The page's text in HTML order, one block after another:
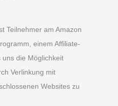
Teilnehmer am Amazon
einem Affiliate-
die Möglichkeit
Verlinkung mit
Websites zu